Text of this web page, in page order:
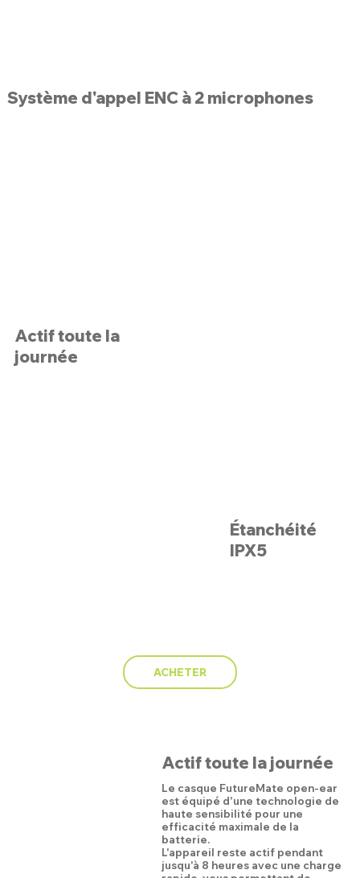
Système d'appel ENC à 2 microphones
Actif toute la
journée
Étanchéité
IPX5
ACHETER
Actif toute la journée
Le casque FutureMate open-ear
est équipé d'une technologie de
haute sensibilité pour une
efficacité maximale de la
batterie.
L'appareil reste actif pendant
jusqu'à 8 heures avec une charge